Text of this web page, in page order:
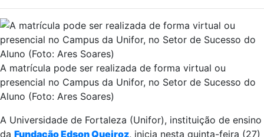
A matrícula pode ser realizada de forma virtual ou
presencial no Campus da Unifor, no Setor de Sucesso do
Aluno (Foto: Ares Soares)
A Universidade de Fortaleza (Unifor), instituição de ensino
da Fundação Edson Queiroz, inicia nesta quinta-feira (27)